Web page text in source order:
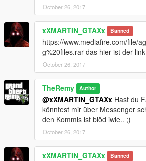
- ATU Tuningwerkstätten
"https://de.gta5-mods.com/misc/los-
werkstaetten"
- Deutsche Container & Containerwagons
"https://de.gta5-mods.com/misc/
containerwagons"
- Autovermietungen Hertz & Europcar
"https://de.gta5-mods.com/misc/
europcar"
- Deutsche Bahnhöfe und Haltestellen
"https://de.gta5-mods.com/misc/
haltestellen"
October 26, 2017
xXMARTIN_GTAXx Banned
https://www.mediafire.com/file/
g%20files.rar das hier ist der link
October 26, 2017
TheRemy Author
@xXMARTIN_GTAXx Hast du
könntest mir über Messenger
den Kommis ist blöd iwie.. ;)
October 26, 2017
xXMARTIN_GTAXx Banned